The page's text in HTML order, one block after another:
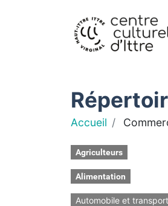
Accueil
Agriculteurs
Alimentation
Automobile et